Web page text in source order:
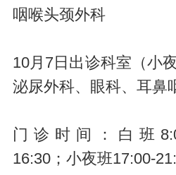
咽喉头颈外科
10月7日出诊科室（小
泌尿外科、眼科、耳鼻
门诊时间：白班
16:30；小夜班17:00-